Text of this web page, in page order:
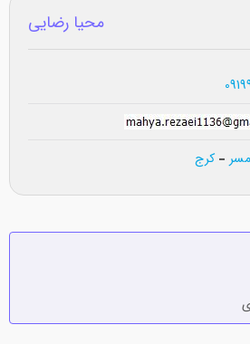
محیا رضایی
کرج